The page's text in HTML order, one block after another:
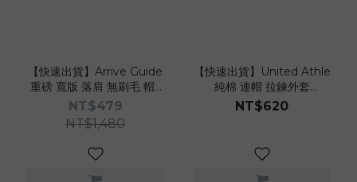
【快速出貨】Arrive Guide
重磅 寬版 落肩 無刷毛 帽T
[AG2000]
NT$479
NT$1,480
【快速出貨】United Athle
純棉 連帽 拉鍊外套
[3521301]
NT$620